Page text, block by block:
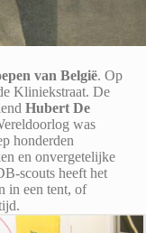
van België. Op
Kliniekstraat. De
Hubert De
was
honderden
en onvergetelijke
scouts heeft het
in een tent, of